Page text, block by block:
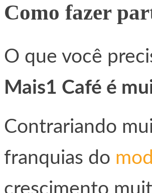
Como fazer
O que você
Mais1 Café é
Contrariando
franquias do